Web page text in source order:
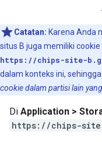
Catatan: Karena Anda
situs B juga memiliki
https://chips-site-
dalam konteks ini,
cookie dalam partisi lain
Di Application >
https://chips-